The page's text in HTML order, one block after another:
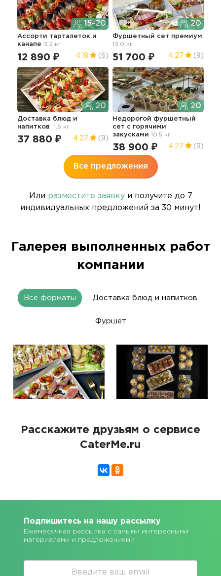
15-20
Ассорти тарталеток и
канапе 3.2 кг
12 890 ₽ 4.18 (6)
20
Фуршетный сет премиум
13.0 кг
51 700 ₽ 4.27 (9)
20
Доставка блюд и
напитков 11.6 кг
37 880 ₽ 4.27 (9)
20
Недорогой фуршетный
сет с горячими
закусками 10.5 кг
38 900 ₽ 4.27 (9)
Все предложения
Или разместите заявкуи получите до 7
индивидуальных предложений за 30 минут!
Галерея выполненных работ
компании
Все форматы Доставка блюд и напитков
Фуршет
Расскажите друзьям о сервисе
CaterMe.ru
Подпишитесь на нашу рассылку
Ежемесячная рассылка с самыми интересными
материалами и предложениями